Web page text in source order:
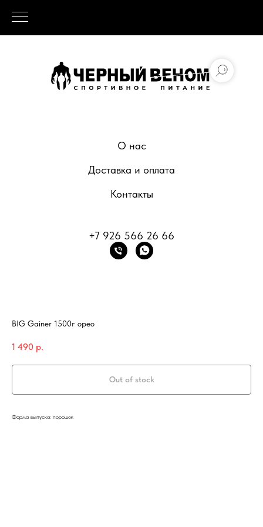
О нас
Доставка и оплата
Контакты
+7 926 566 26 66
BIG Gainer 1500г орео
1 490 р.
Out of stock
Форма выпуска: порошок